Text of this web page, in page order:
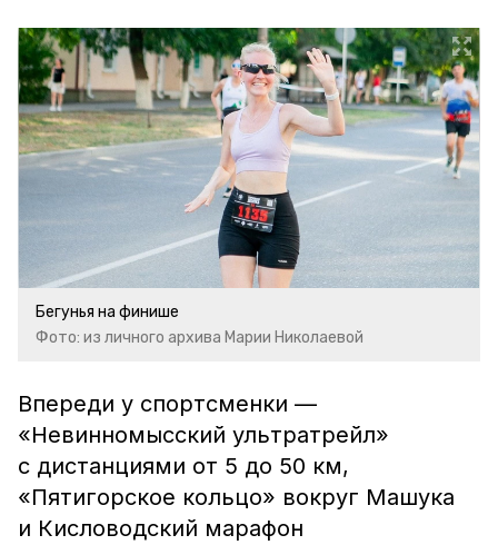
Бегунья на финише
Фото: из личного архива Марии Николаевой
Впереди у спортсменки —
«Невинномысский ультратрейл»
с дистанциями от 5 до 50 км,
«Пятигорское кольцо» вокруг Машука
и Кисловодский марафон